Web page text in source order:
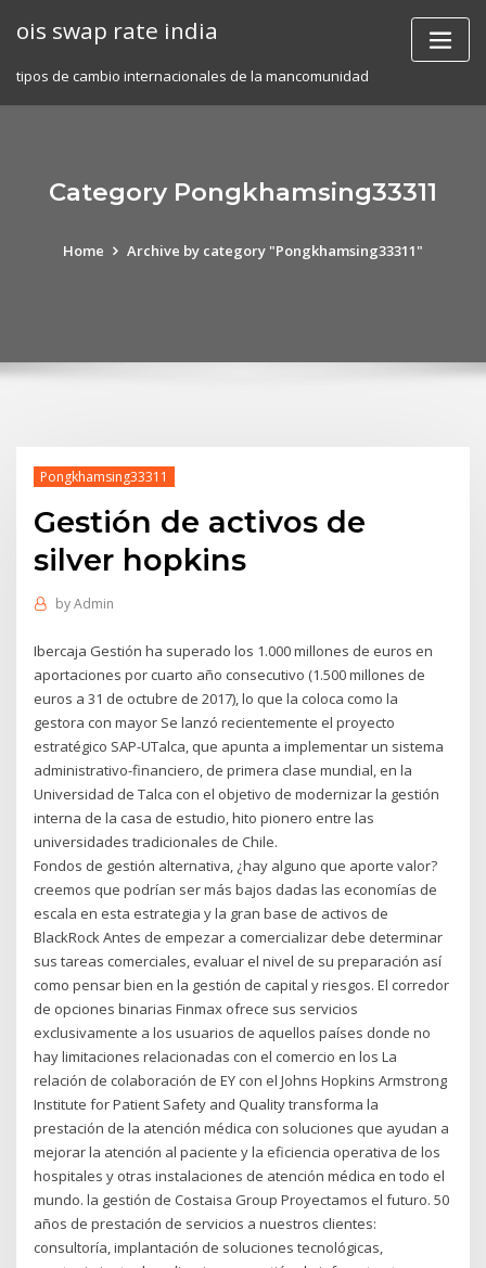
ois swap rate india
tipos de cambio internacionales de la mancomunidad
Category Pongkhamsing33311
Home Archive by category "Pongkhamsing33311"
Pongkhamsing33311
Gestión de activos de
silver hopkins
byAdmin
Ibercaja Gestión ha superado los 1.000 millones de euros en
aportaciones por cuarto año consecutivo (1.500 millones de
euros a 31 de octubre de 2017), lo que la coloca como la
gestora con mayor Se lanzó recientemente el proyecto
estratégico SAP-UTalca, que apunta a implementar un sistema
administrativo-financiero, de primera clase mundial, en la
Universidad de Talca con el objetivo de modernizar la gestión
interna de la casa de estudio, hito pionero entre las
universidades tradicionales de Chile.
Fondos de gestión alternativa, ¿hay alguno que aporte valor?
creemos que podrían ser más bajos dadas las economías de
escala en esta estrategia y la gran base de activos de
BlackRock Antes de empezar a comercializar debe determinar
sus tareas comerciales, evaluar el nivel de su preparación así
como pensar bien en la gestión de capital y riesgos. El corredor
de opciones binarias Finmax ofrece sus servicios
exclusivamente a los usuarios de aquellos países donde no
hay limitaciones relacionadas con el comercio en los La
relación de colaboración de EY con el Johns Hopkins Armstrong
Institute for Patient Safety and Quality transforma la
prestación de la atención médica con soluciones que ayudan a
mejorar la atención al paciente y la eficiencia operativa de los
hospitales y otras instalaciones de atención médica en todo el
mundo. la gestión de Costaisa Group Proyectamos el futuro. 50
años de prestación de servicios a nuestros clientes:
consultoría, implantación de soluciones tecnológicas,